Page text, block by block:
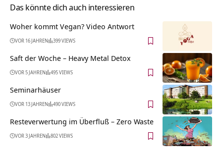
Das könnte dich auch interessieren
Woher kommt Vegan? Video Antwort
VOR 16 JAHREN 399 VIEWS
Saft der Woche – Heavy Metal Detox
VOR 5 JAHREN 495 VIEWS
Seminarhäuser
VOR 13 JAHREN 490 VIEWS
Resteverwertung im Überfluß – Zero Waste
VOR 3 JAHREN 802 VIEWS